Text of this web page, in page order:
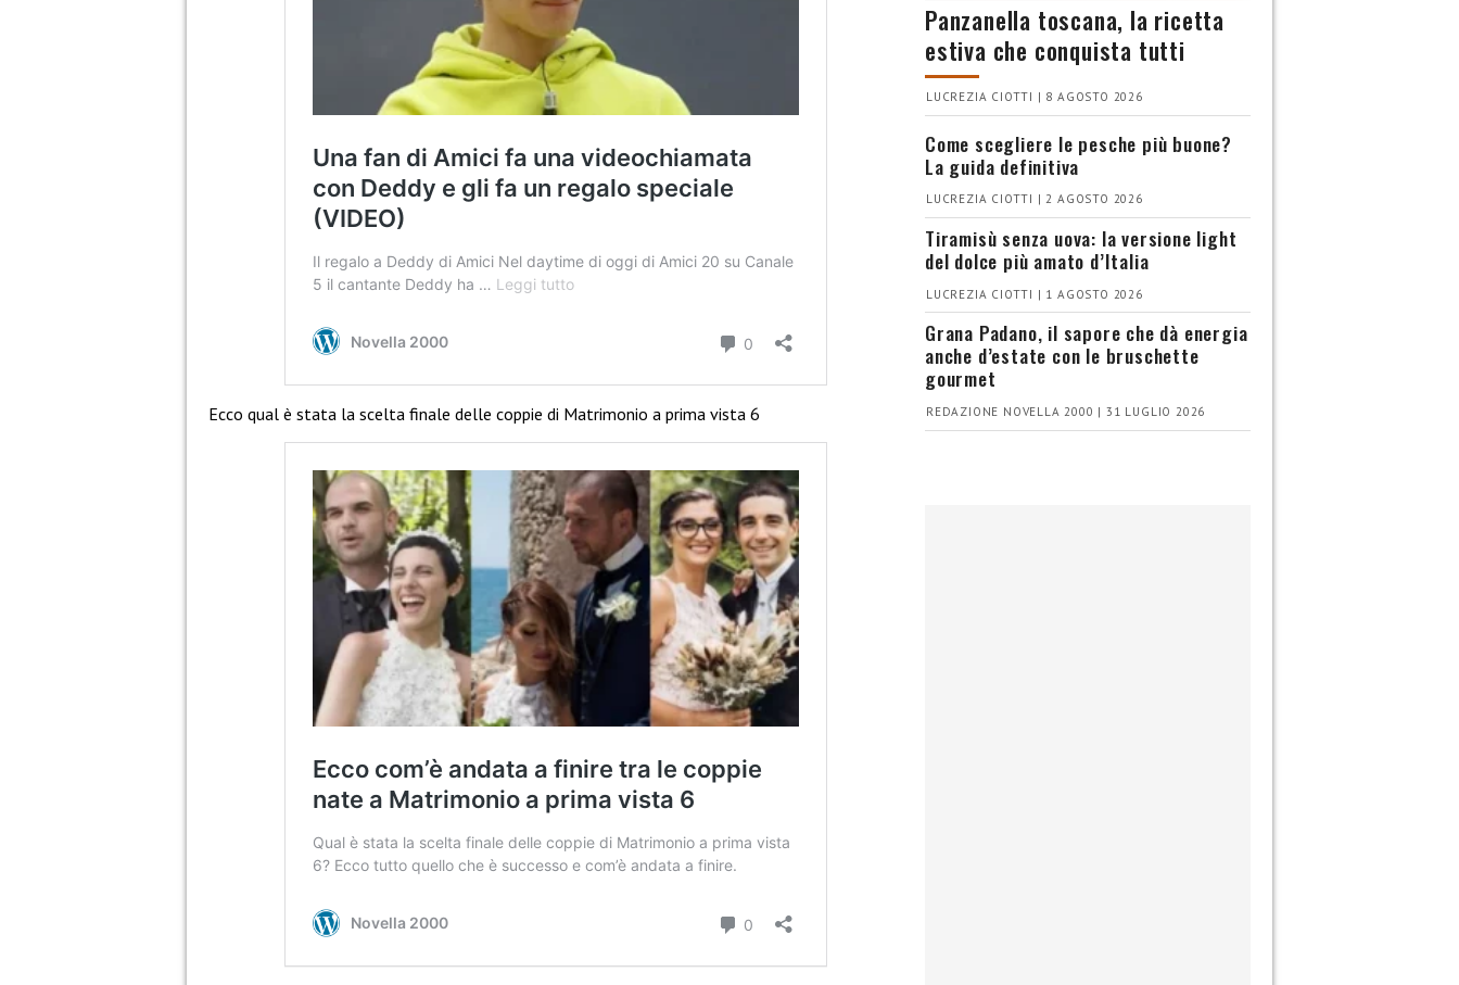
Ecco qual è stata la scelta finale delle coppie di Matrimonio a prima vista 6
Panzanella toscana, la ricetta
estiva che conquista tutti
LUCREZIA CIOTTI | 8 AGOSTO 2026
Come scegliere le pesche più buone?
La guida definitiva
LUCREZIA CIOTTI | 2 AGOSTO 2026
Tiramisù senza uova: la versione light
del dolce più amato d’Italia
LUCREZIA CIOTTI | 1 AGOSTO 2026
Grana Padano, il sapore che dà energia
anche d’estate con le bruschette
gourmet
REDAZIONE NOVELLA 2000 | 31 LUGLIO 2026